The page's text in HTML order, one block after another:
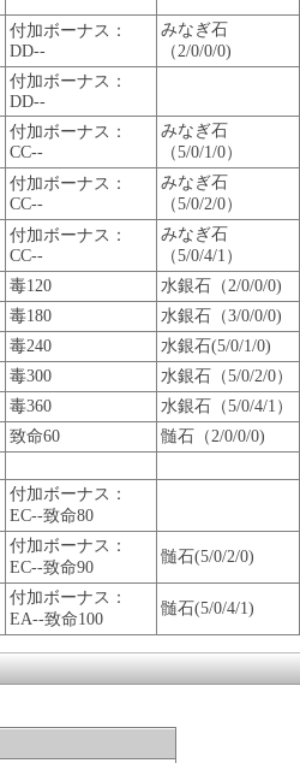
付加ボーナス：
DD--
みなぎ石
（2/0/0/0)
付加ボーナス：
DD--
付加ボーナス：
CC--
みなぎ石
（5/0/1/0）
付加ボーナス：
CC--
みなぎ石
（5/0/2/0）
付加ボーナス：
CC--
みなぎ石
（5/0/4/1）
毒120
水銀石（2/0/0/0)
毒180
水銀石（3/0/0/0)
毒240
水銀石(5/0/1/0)
毒300
水銀石（5/0/2/0）
毒360 水銀石（5/0/4/1）
致命60
髄石（2/0/0/0)
付加ボーナス：
EC--致命80
付加ボーナス：
EC--致命90
髄石(5/0/2/0)
付加ボーナス：
EA--致命100
髄石(5/0/4/1)